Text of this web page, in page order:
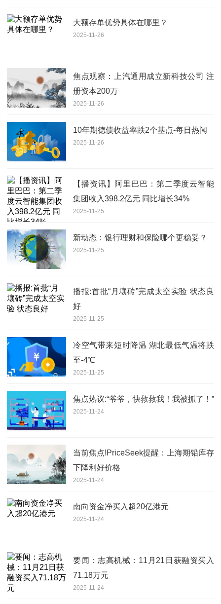
大额存单优势具体在哪里？
2025-11-26
焦点观察：上汽通用成立新科技公司 注
册资本200万
2025-11-26
10年期德债收益率跌2个基点-每日热闻
2025-11-26
【播资讯】阿里巴巴：第二季度云智能
集团收入398.2亿元 同比增长34%
2025-11-25
新动态：银行理财和保险哪个更稳妥？
2025-11-25
播报:首批“月壤砖”完成太空实验 状态良
好
2025-11-25
冷空气带来短时降温 湖北最低气温将跌
至-4℃
2025-11-25
焦点热议:“爷爷，快救救我！我被抓了！”
2025-11-24
当前焦点!PriceSeek提醒：上海期铅库存
下降利好价格
2025-11-24
南向资金净买入超20亿港元
2025-11-24
要闻：志高机械：11月21日获融资买入
71.18万元
2025-11-24